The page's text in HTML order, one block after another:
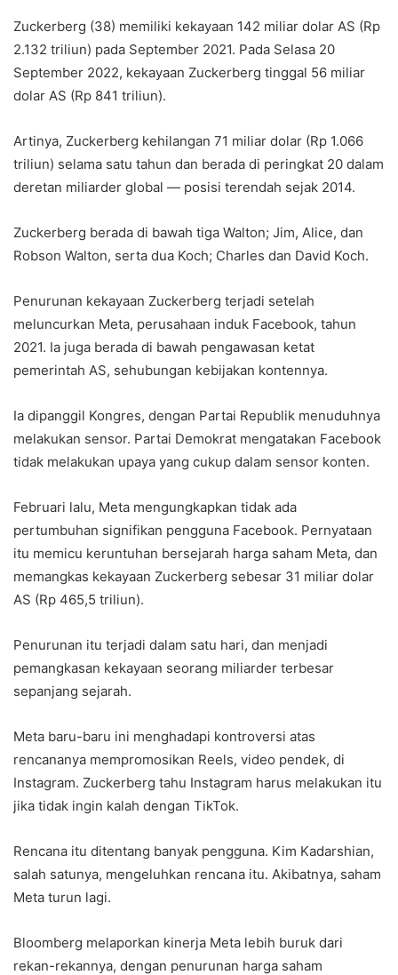
Zuckerberg (38) memiliki kekayaan 142 miliar dolar AS (Rp
2.132 triliun) pada September 2021. Pada Selasa 20
September 2022, kekayaan Zuckerberg tinggal 56 miliar
dolar AS (Rp 841 triliun).
Artinya, Zuckerberg kehilangan 71 miliar dolar (Rp 1.066
triliun) selama satu tahun dan berada di peringkat 20 dalam
deretan miliarder global — posisi terendah sejak 2014.
Zuckerberg berada di bawah tiga Walton; Jim, Alice, dan
Robson Walton, serta dua Koch; Charles dan David Koch.
Penurunan kekayaan Zuckerberg terjadi setelah
meluncurkan Meta, perusahaan induk Facebook, tahun
2021. Ia juga berada di bawah pengawasan ketat
pemerintah AS, sehubungan kebijakan kontennya.
Ia dipanggil Kongres, dengan Partai Republik menuduhnya
melakukan sensor. Partai Demokrat mengatakan Facebook
tidak melakukan upaya yang cukup dalam sensor konten.
Februari lalu, Meta mengungkapkan tidak ada
pertumbuhan signifikan pengguna Facebook. Pernyataan
itu memicu keruntuhan bersejarah harga saham Meta, dan
memangkas kekayaan Zuckerberg sebesar 31 miliar dolar
AS (Rp 465,5 triliun).
Penurunan itu terjadi dalam satu hari, dan menjadi
pemangkasan kekayaan seorang miliarder terbesar
sepanjang sejarah.
Meta baru-baru ini menghadapi kontroversi atas
rencananya mempromosikan Reels, video pendek, di
Instagram. Zuckerberg tahu Instagram harus melakukan itu
jika tidak ingin kalah dengan TikTok.
Rencana itu ditentang banyak pengguna. Kim Kadarshian,
salah satunya, mengeluhkan rencana itu. Akibatnya, saham
Meta turun lagi.
Bloomberg melaporkan kinerja Meta lebih buruk dari
rekan-rekannya, dengan penurunan harga saham